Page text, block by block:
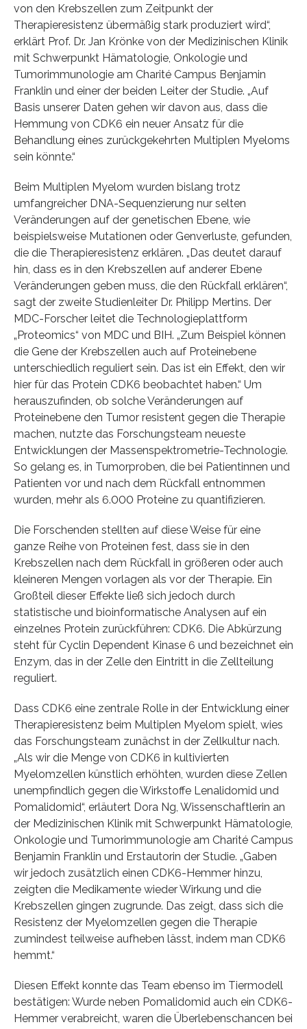
von den Krebszellen zum Zeitpunkt der
Therapieresistenz übermäßig stark produziert wird“,
erklärt Prof. Dr. Jan Krönke von der Medizinischen Klinik
mit Schwerpunkt Hämatologie, Onkologie und
Tumorimmunologie am Charité Campus Benjamin
Franklin und einer der beiden Leiter der Studie. „Auf
Basis unserer Daten gehen wir davon aus, dass die
Hemmung von CDK6 ein neuer Ansatz für die
Behandlung eines zurückgekehrten Multiplen Myeloms
sein könnte.“
Beim Multiplen Myelom wurden bislang trotz
umfangreicher DNA-Sequenzierung nur selten
Veränderungen auf der genetischen Ebene, wie
beispielsweise Mutationen oder Genverluste, gefunden,
die die Therapieresistenz erklären. „Das deutet darauf
hin, dass es in den Krebszellen auf anderer Ebene
Veränderungen geben muss, die den Rückfall erklären“,
sagt der zweite Studienleiter Dr. Philipp Mertins. Der
MDC-Forscher leitet die Technologieplattform
„Proteomics“ von MDC und BIH. „Zum Beispiel können
die Gene der Krebszellen auch auf Proteinebene
unterschiedlich reguliert sein. Das ist ein Effekt, den wir
hier für das Protein CDK6 beobachtet haben.“ Um
herauszufinden, ob solche Veränderungen auf
Proteinebene den Tumor resistent gegen die Therapie
machen, nutzte das Forschungsteam neueste
Entwicklungen der Massenspektrometrie-Technologie.
So gelang es, in Tumorproben, die bei Patientinnen und
Patienten vor und nach dem Rückfall entnommen
wurden, mehr als 6.000 Proteine zu quantifizieren.
Die Forschenden stellten auf diese Weise für eine
ganze Reihe von Proteinen fest, dass sie in den
Krebszellen nach dem Rückfall in größeren oder auch
kleineren Mengen vorlagen als vor der Therapie. Ein
Großteil dieser Effekte ließ sich jedoch durch
statistische und bioinformatische Analysen auf ein
einzelnes Protein zurückführen: CDK6. Die Abkürzung
steht für Cyclin Dependent Kinase 6 und bezeichnet ein
Enzym, das in der Zelle den Eintritt in die Zellteilung
reguliert.
Dass CDK6 eine zentrale Rolle in der Entwicklung einer
Therapieresistenz beim Multiplen Myelom spielt, wies
das Forschungsteam zunächst in der Zellkultur nach.
„Als wir die Menge von CDK6 in kultivierten
Myelomzellen künstlich erhöhten, wurden diese Zellen
unempfindlich gegen die Wirkstoffe Lenalidomid und
Pomalidomid“, erläutert Dora Ng, Wissenschaftlerin an
der Medizinischen Klinik mit Schwerpunkt Hämatologie,
Onkologie und Tumorimmunologie am Charité Campus
Benjamin Franklin und Erstautorin der Studie. „Gaben
wir jedoch zusätzlich einen CDK6-Hemmer hinzu,
zeigten die Medikamente wieder Wirkung und die
Krebszellen gingen zugrunde. Das zeigt, dass sich die
Resistenz der Myelomzellen gegen die Therapie
zumindest teilweise aufheben lässt, indem man CDK6
hemmt.“
Diesen Effekt konnte das Team ebenso im Tiermodell
bestätigen: Wurde neben Pomalidomid auch ein CDK6-
Hemmer verabreicht, waren die Überlebenschancen bei